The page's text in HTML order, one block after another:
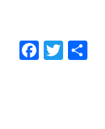
F
ac
T
w